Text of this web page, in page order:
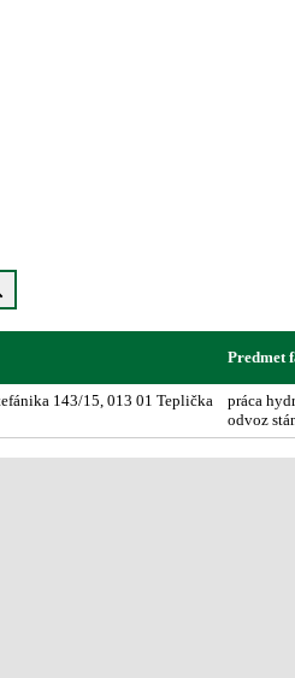
Predmet
143/15, 013 01 Teplička
práca
odvoz